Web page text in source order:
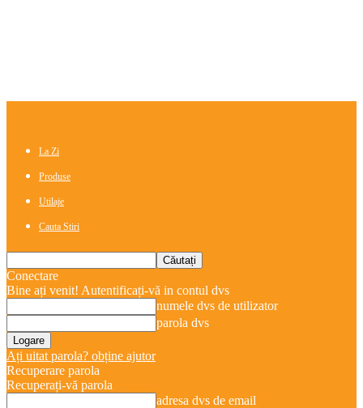
La Zi
Produse
Utilaje
Cauta Stiri
Conectare
Bine ați venit! Autentificați-vă in contul dvs
numele dvs de utilizator
parola dvs
Ați uitat parola? obține ajutor
Recuperare parola
Recuperați-vă parola
adresa dvs de email